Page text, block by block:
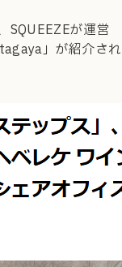
SQUEEZEが運営
」が紹介され